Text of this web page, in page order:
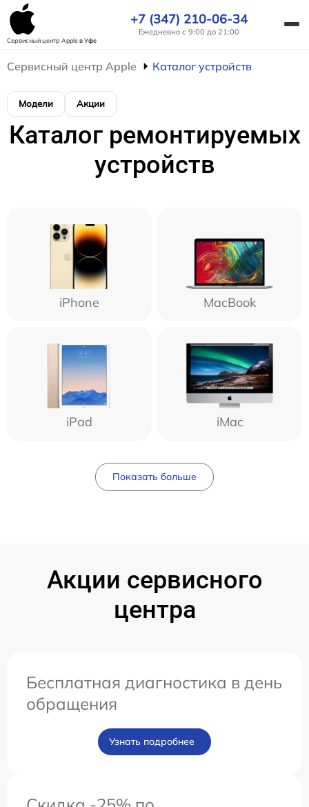
Сервисный центр Appleв Уфе
+7 (347) 210-06-34
Ежедневно с 9:00 до 21:00
Сервисный центр Apple Каталог устройств
Модели Акции
Каталог ремонтируемых
устройств
iPhone MacBook
iPad iMac
Показать больше
Акции сервисного
центра
Бесплатная диагностика в день
обращения
Узнать подробнее